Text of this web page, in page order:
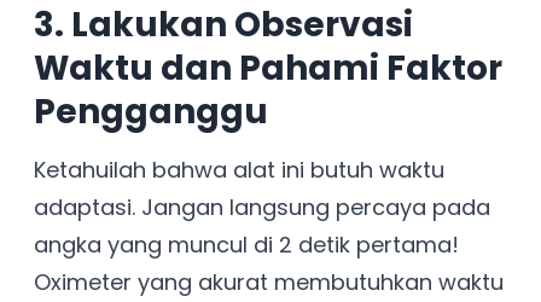
3. Lakukan Observasi
Waktu dan Pahami Faktor
Pengganggu
Ketahuilah bahwa alat ini butuh waktu
adaptasi. Jangan langsung percaya pada
angka yang muncul di 2 detik pertama!
Oximeter yang akurat membutuhkan waktu